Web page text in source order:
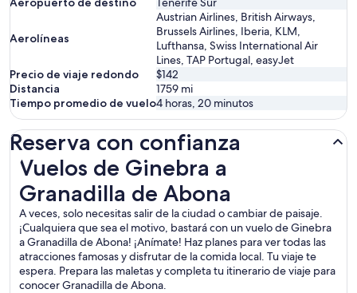
Aerolíneas
Austrian Airlines, British Airways,
Brussels Airlines, Iberia, KLM,
Lufthansa, Swiss International Air
Lines, TAP Portugal, easyJet
Precio de viaje redondo
$142
Distancia
1759 mi
Tiempo promedio de vuelo4 horas, 20 minutos
Reserva con confianza
Vuelos de Ginebra a
Granadilla de Abona
A veces, solo necesitas salir de la ciudad o cambiar de paisaje.
¡Cualquiera que sea el motivo, bastará con un vuelo de Ginebra
a Granadilla de Abona! ¡Anímate! Haz planes para ver todas las
atracciones famosas y disfrutar de la comida local. Tu viaje te
espera. Prepara las maletas y completa tu itinerario de viaje para
conocer Granadilla de Abona.
Vuelos de Ginebra a Granadilla de Abona